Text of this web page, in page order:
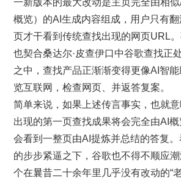
一新版本的最大改动是主页完全由相似
概览）的AI生成内容组成，用户只有
页才干看到传统查找出现的网页URL
也契合桑达尔·皮查伊口中谷歌查找正
之中，查找产品正渐渐变得更像AI智
览互联网，检查网页、并返答复案。
简单来说，如果上述传言事实，也就
出现的第一页查找成果将会完全由AI
会看到一整页由AI提炼并总结的答复
的步步紧逼之下，谷歌也不得不顺应
个在曩昔二十余年里几乎没有改动的“